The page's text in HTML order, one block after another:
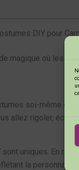
DIY pour
magique où les
soi-même est
allez rigoler,
sont uniques. En
la